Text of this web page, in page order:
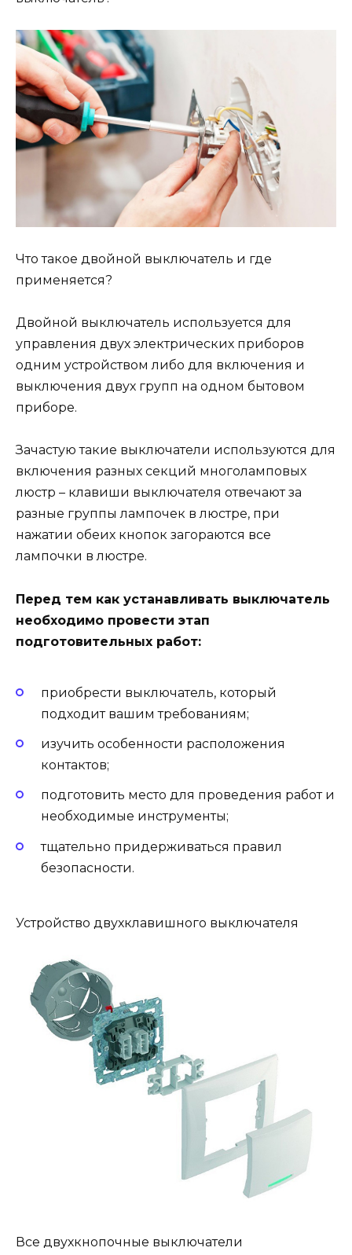
Что такое двойной выключатель и где
применяется?
Двойной выключатель используется для
управления двух электрических приборов
одним устройством либо для включения и
выключения двух групп на одном бытовом
приборе.
Зачастую такие выключатели используются для
включения разных секций многоламповых
люстр – клавиши выключателя отвечают за
разные группы лампочек в люстре, при
нажатии обеих кнопок загораются все
лампочки в люстре.
Перед тем как устанавливать выключатель
необходимо провести этап
подготовительных работ:
приобрести выключатель, который
подходит вашим требованиям;
изучить особенности расположения
контактов;
подготовить место для проведения работ и
необходимые инструменты;
тщательно придерживаться правил
безопасности.
Устройство двухклавишного выключателя
Все двухкнопочные выключатели